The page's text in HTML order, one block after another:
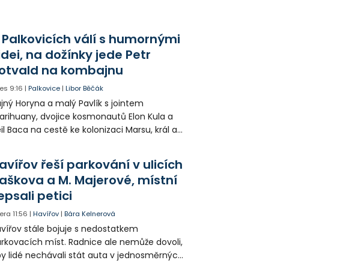
Palkovicích válí s humornými
na dožínky jede Petr
na kombajnu
9:16 |Palkovice |Libor Běčák
Horyna a malý Pavlík s jointem
dvojice kosmonautů Elon Kula a
Baca na cestě ke kolonizaci Marsu, král a
a místostarosta David Kula.
řeší parkování v ulicích
a M. Majerové, místní
petici
11:56 |Havířov |Bára Kelnerová
stále bojuje s nedostatkem
míst. Radnice ale nemůže dovoli,
lidé nechávali stát auta v jednosměrných